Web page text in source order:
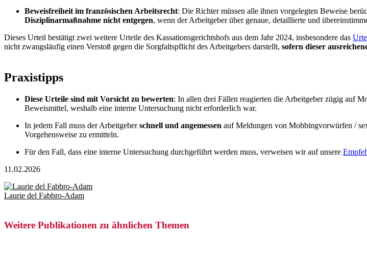
Beweisfreiheit im französischen Arbeitsrecht: Die Richter müssen alle ihnen vorgelegten Beweise
Disziplinarmaßnahme nicht entgegen, wenn der Arbeitgeber über genaue, detaillierte und
Dieses Urteil bestätigt zwei weitere Urteile des Kassationsgerichtshofs aus dem Jahr 2024, insbesondere das
nicht zwangsläufig einen Verstoß gegen die Sorgfaltspflicht des Arbeitgebers darstellt, sofern dieser
Praxistipps
Diese Urteile sind mit Vorsicht zu bewerten: In allen drei Fällen reagierten die Arbeitgeber zügig auf
Beweismittel, weshalb eine interne Untersuchung nicht erforderlich war.
In jedem Fall muss der Arbeitgeberschnell und angemessen auf Meldungen von Mobbingvorwürfen /
Vorgehensweise zu ermitteln.
Für den Fall, dass eine interne Untersuchung durchgeführt werden muss, verweisen wir auf unsere
11.02.2026
Laurie del Fabbro-Adam
Weitere Publikationen zu ähnlichen Themen